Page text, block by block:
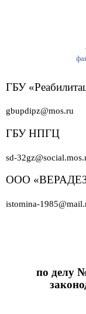
ГБУ
gbupdipz@mos.ru
ГБУ НПГЦ
sd-
ООО
istomina-
по делу№